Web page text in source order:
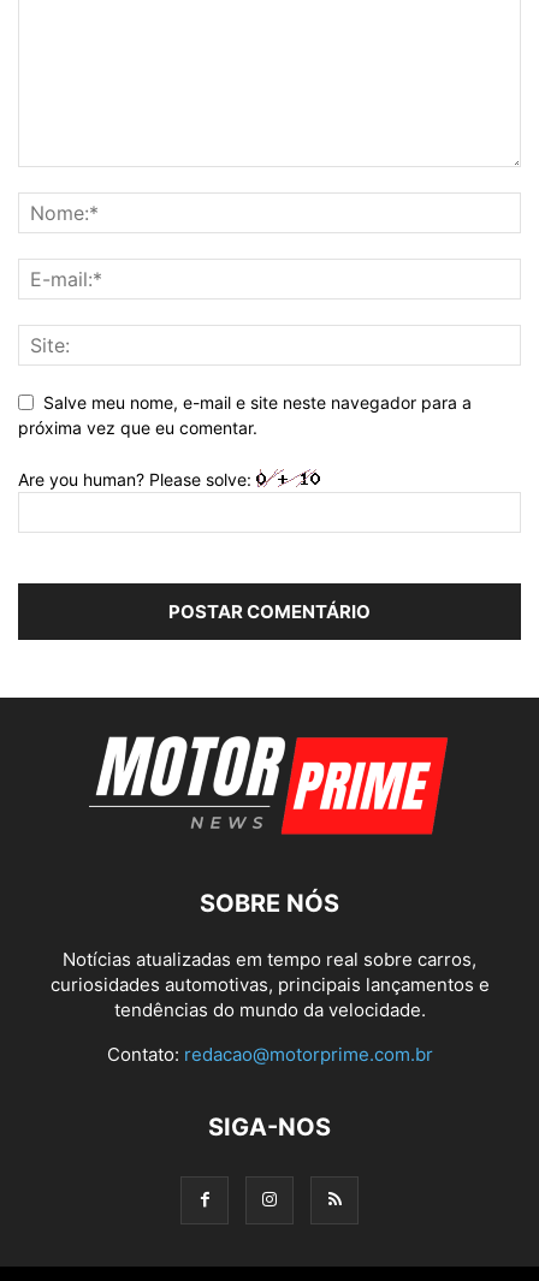
Salve meu nome, e-mail e site neste navegador para a
próxima vez que eu comentar.
Are you human? Please solve:
SOBRE NÓS
Notícias atualizadas em tempo real sobre carros,
curiosidades automotivas, principais lançamentos e
tendências do mundo da velocidade.
Contato: redacao@motorprime.com.br
SIGA-NOS